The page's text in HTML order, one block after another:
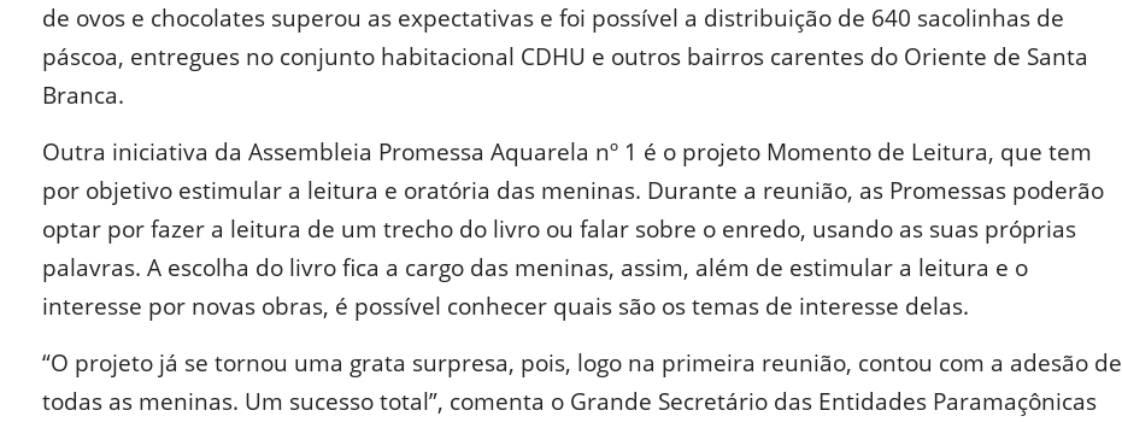
de ovos e chocolates superou as expectativas e foi possível a distribuição de 640 sacolinhas de
páscoa, entregues no conjunto habitacional CDHU e outros bairros carentes do Oriente de Santa
Branca.
Outra iniciativa da Assembleia Promessa Aquarela nº 1 é o projeto Momento de Leitura, que tem
por objetivo estimular a leitura e oratória das meninas. Durante a reunião, as Promessas poderão
optar por fazer a leitura de um trecho do livro ou falar sobre o enredo, usando as suas próprias
palavras. A escolha do livro fica a cargo das meninas, assim, além de estimular a leitura e o
interesse por novas obras, é possível conhecer quais são os temas de interesse delas.
“O projeto já se tornou uma grata surpresa, pois, logo na primeira reunião, contou com a adesão de
todas as meninas. Um sucesso total”, comenta o Grande Secretário das Entidades Paramaçônicas